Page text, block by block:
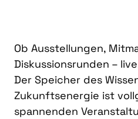
Ob Ausstellungen,
Diskussionsrunden –
Der Speicher des
Zukunftsenergie ist
spannenden